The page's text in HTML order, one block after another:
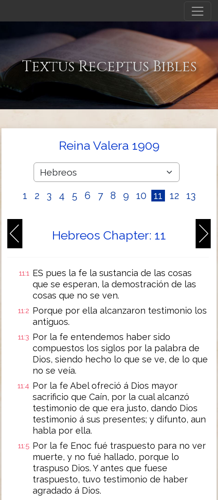
Textus Receptus Bibles
Reina Valera 1909
1 2 3 4 5 6 7 8 9 10 11 12 13
Hebreos Chapter: 11
11:1 ES pues la fe la sustancia de las cosas
que se esperan, la demostración de las
cosas que no se ven.
11:2 Porque por ella alcanzaron testimonio los
antiguos.
11:3 Por la fe entendemos haber sido
compuestos los siglos por la palabra de
Dios, siendo hecho lo que se ve, de lo que
no se veía.
11:4 Por la fe Abel ofreció á Dios mayor
sacrificio que Caín, por la cual alcanzó
testimonio de que era justo, dando Dios
testimonio á sus presentes; y difunto, aun
habla por ella.
11:5 Por la fe Enoc fué traspuesto para no ver
muerte, y no fué hallado, porque lo
traspuso Dios. Y antes que fuese
traspuesto, tuvo testimonio de haber
agradado á Dios.